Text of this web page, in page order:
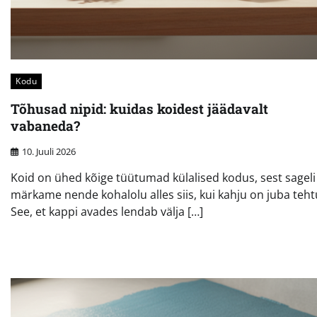
Kodu
Tõhusad nipid: kuidas koidest jäädavalt
vabaneda?
10. Juuli 2026
Koid on ühed kõige tüütumad külalised kodus, sest sageli
märkame nende kohalolu alles siis, kui kahju on juba
See, et kappi avades lendab välja […]